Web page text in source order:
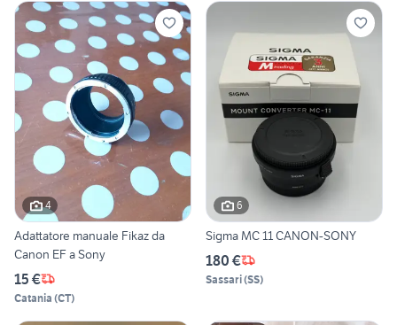
4
Adattatore manuale Fikaz da
Canon EF a Sony
15 €
Catania (CT)
6
Sigma MC 11 CANON-SONY
180 €
Sassari(SS)